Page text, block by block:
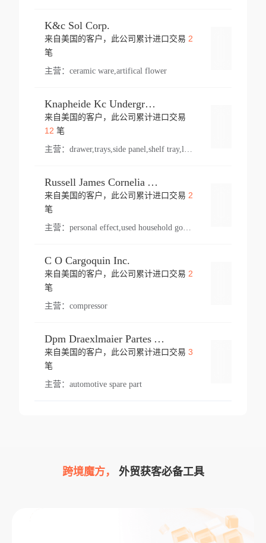
K&c Sol Corp.
来自美国的客户，此公司累计进口交易 2
笔
主营： ceramic ware,artifical flower
Knapheide Kc Underground
来自美国的客户，此公司累计进口交易
12 笔
主营：
Russell James Cornelia Arlington Va
来自美国的客户，此公司累计进口交易 2
笔
主营： personal effect,used household goods
C O Cargoquin Inc.
来自美国的客户，此公司累计进口交易 2
笔
主营： compressor
Dpm Draexlmaier Partes Automotrices Corr Ind Huejotzingo
来自美国的客户，此公司累计进口交易 3
笔
主营： automotive spare part
跨境魔方， 外贸获客必备工具